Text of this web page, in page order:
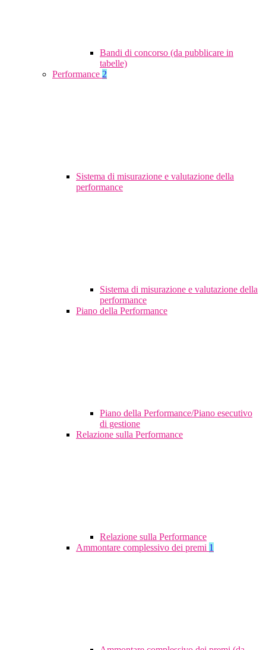
Bandi di concorso (da pubblicare in
tabelle)
Performance 2
Sistema di misurazione e valutazione della
performance
Sistema di misurazione e valutazione della
performance
Piano della Performance
Piano della Performance/Piano esecutivo
di gestione
Relazione sulla Performance
Relazione sulla Performance
Ammontare complessivo dei premi 1